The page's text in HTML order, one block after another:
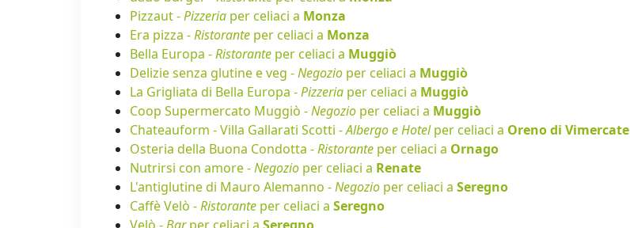
Pizzaut -Pizzeria per celiaci a Monza
Era pizza -Ristorante per celiaci a Monza
Bella Europa -Ristorante per celiaci a Muggiò
Delizie senza glutine e veg -Negozio per celiaci a Muggiò
La Grigliata di Bella Europa -Pizzeria per celiaci a Muggiò
Coop Supermercato Muggiò -Negozio per celiaci a Muggiò
Chateauform - Villa Gallarati Scotti -Albergo e Hotelper celiaci a Oreno di Vimercate
Osteria della Buona Condotta -Ristorante per celiaci a Ornago
Nutrirsi con amore -Negozio per celiaci a Renate
L'antiglutine di Mauro Alemanno -Negozio per celiaci a Seregno
Caffè Velò -Ristorante per celiaci a Seregno